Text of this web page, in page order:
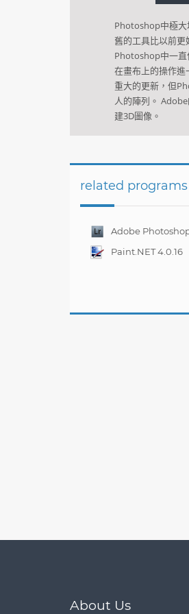
Photoshop中極大
舊的工具比以前
Photoshop中一直
在畫布上的操作
重大的更新，但
人的陣列。
建3D圖像。
related programs
Adobe
Lightroom CC 2019
Paint.NET 4.0.16
About Us